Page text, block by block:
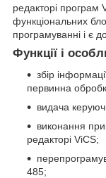
редакторі програм
функціональних
програмуванні і є
Функції і
збір
первинна
видача
виконання
редакторі ViCS;
485;